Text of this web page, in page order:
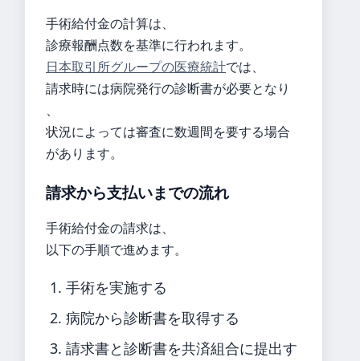
手術給付金の計算は、
診療報酬点数を基準に行われます。
日本取引所グループの医療統計では、
請求時には病院発行の診断書が必要となり
、
状況によっては審査に数週間を要する場合
があります。
請求から支払いまでの流れ
手術給付金の請求は、
以下の手順で進めます。
手術を実施する
病院から診断書を取得する
請求書と診断書を共済組合に提出す